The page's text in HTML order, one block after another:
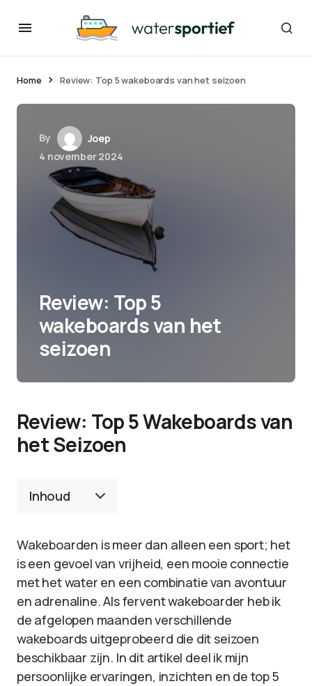
Home Review: Top 5 wakeboards van het seizoen
By
Joep
4 november 2024
Review: Top 5
wakeboards van het
seizoen
Review: Top 5 Wakeboards van
het Seizoen
Inhoud
Wakeboarden is meer dan alleen een sport; het
is een gevoel van vrijheid, een mooie connectie
met het water en een combinatie van avontuur
en adrenaline. Als fervent wakeboarder heb ik
de afgelopen maanden verschillende
wakeboards uitgeprobeerd die dit seizoen
beschikbaar zijn. In dit artikel deel ik mijn
persoonlijke ervaringen, inzichten en de top 5